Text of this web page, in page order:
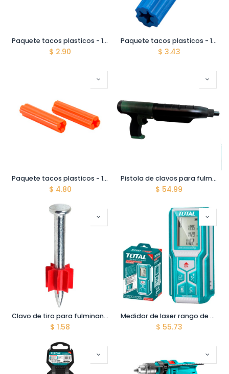
Paquete tacos plasticos - 100 unidades - 1/4X1-1/2 - #6 - Color verde
$ 2.90
Paquete tacos plasticos - 100 unidades - 5/16X1-1/2 - #8 - Color Azul
$ 3.43
Paquete tacos plasticos - 100 unidades - 3/8X2 - #10 - Color Naranja
$ 4.80
Pistola de clavos para fulminantes de Calibre 22 - Modelo PT-395
$ 54.99
Clavo de tiro para fulminante 3/4" 20 mm de largo PD19P10(3/4") caja de 100
$ 1.58
Medidor de laser rango de 0.05 -60 mts. Exactitud ±2.0mm. 620~690nm, <1mW IP54. baterías. AAA 2x1.5V.
$ 55.73